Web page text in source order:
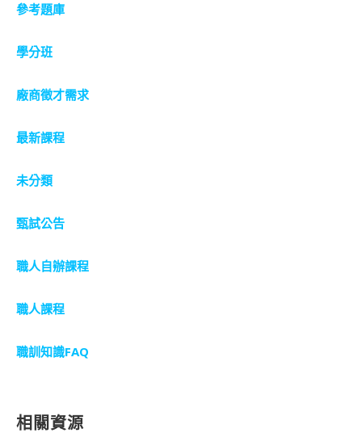
參考題庫
學分班
廠商徵才需求
最新課程
未分類
甄試公告
職人自辦課程
職人課程
職訓知識FAQ
相關資源